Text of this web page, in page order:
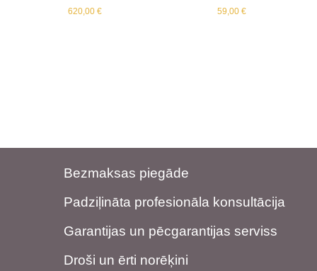
620,00 € 59,00 €
Bezmaksas piegāde
Padziļināta profesionāla konsultācija
Garantijas un pēcgarantijas serviss
Droši un ērti norēķini